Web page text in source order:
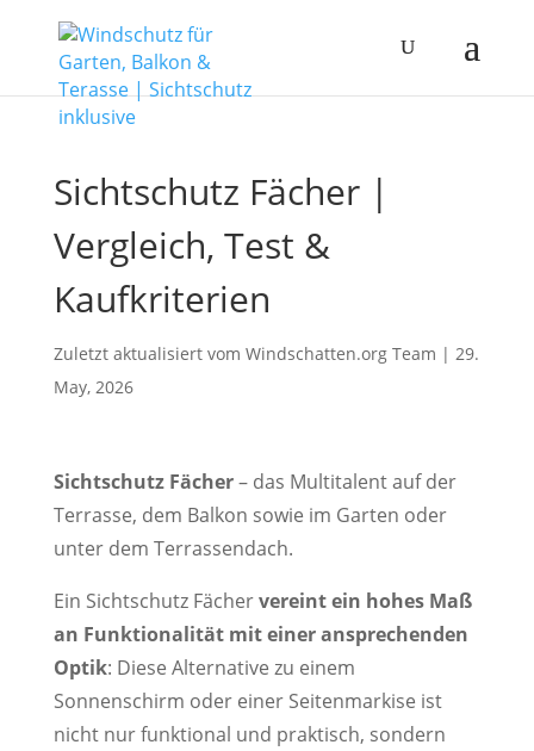
Sichtschutz Fächer |
Vergleich, Test &
Kaufkriterien
Zuletzt aktualisiert vom Windschatten.org Team | 29.
May, 2026
Sichtschutz Fächer– das Multitalent auf der
Terrasse, dem Balkon sowie im Garten oder
unter dem Terrassendach.
Ein Sichtschutz Fächervereint ein hohes Maß
an Funktionalität mit einer ansprechenden
Optik: Diese Alternative zu einem
Sonnenschirm oder einer Seitenmarkise ist
nicht nur funktional und praktisch, sondern